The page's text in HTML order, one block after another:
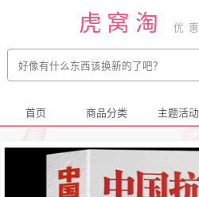
虎窝淘
首页 商品分类 主题活动